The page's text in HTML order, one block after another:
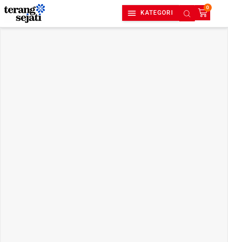
KATEGORI
0